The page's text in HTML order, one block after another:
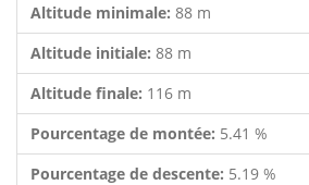
Altitude minimale: 88 m
Altitude initiale: 88 m
Altitude finale: 116 m
Pourcentage de montée: 5.41 %
Pourcentage de descente: 5.19 %